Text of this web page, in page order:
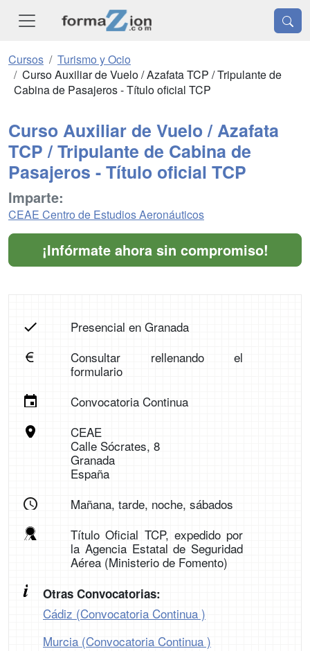
Cursos
Turismo y Ocio
Curso Auxiliar de Vuelo / Azafata TCP / Tripulante de
Cabina de Pasajeros - Título oficial TCP
Curso Auxiliar de Vuelo / Azafata
TCP / Tripulante de Cabina de
Pasajeros - Título oficial TCP
Imparte:
CEAE Centro de Estudios Aeronáuticos
¡Infórmate ahora sin compromiso!
Presencial en Granada
Consultar rellenando el
formulario
Convocatoria Continua
CEAE
Calle Sócrates, 8
Granada
España
Mañana, tarde, noche, sábados
Título Oficial TCP, expedido por
la Agencia Estatal de Seguridad
Aérea (Ministerio de Fomento)
Otras Convocatorias:
Cádiz (Convocatoria Continua )
Murcia (Convocatoria Continua )